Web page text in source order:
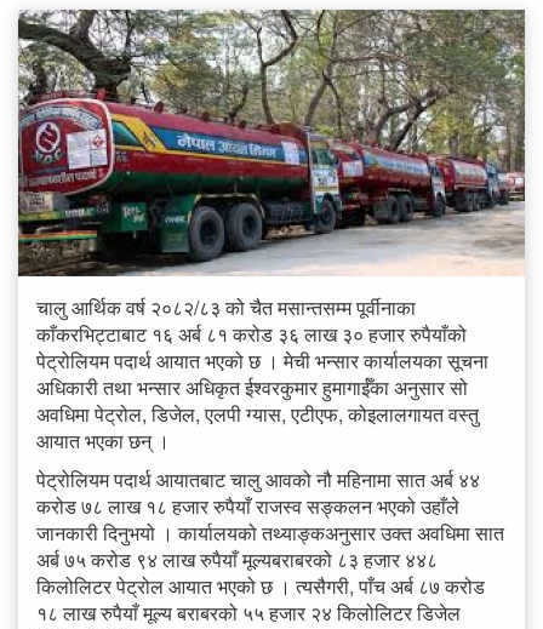
चालु आर्थिक वर्ष २०८२/८३ को चैत मसान्तसम्म पूर्वीनाका
काँकरभिट्टाबाट १६ अर्ब ८१ करोड ३६ लाख ३० हजार रुपैयाँको
पेट्रोलियम पदार्थ आयात भएको छ । मेची भन्सार कार्यालयका सूचना
अधिकारी तथा भन्सार अधिकृत ईश्वरकुमार हुमागाईँका अनुसार सो
अवधिमा पेट्रोल, डिजेल, एलपी ग्यास, एटीएफ, कोइलालगायत वस्तु
आयात भएका छन् ।
पेट्रोलियम पदार्थ आयातबाट चालु आवको नौ महिनामा सात अर्ब ४४
करोड ७८ लाख १८ हजार रुपैयाँ राजस्व सङ्कलन भएको उहाँले
जानकारी दिनुभयो । कार्यालयको तथ्याङ्कअनुसार उक्त अवधिमा सात
अर्ब ७५ करोड ९४ लाख रुपैयाँ मूल्यबराबरको ८३ हजार ४४८
किलोलिटर पेट्रोल आयात भएको छ । त्यसैगरी, पाँच अर्ब ८७ करोड
१८ लाख रुपैयाँ मूल्य बराबरको ५५ हजार २४ किलोलिटर डिजेल